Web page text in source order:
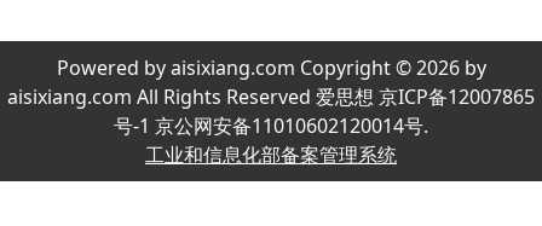
Powered by aisixiang.com Copyright © 2026 by
aisixiang.com All Rights Reserved 爱思想 京ICP备12007865
号-1 京公网安备11010602120014号.
工业和信息化部备案管理系统